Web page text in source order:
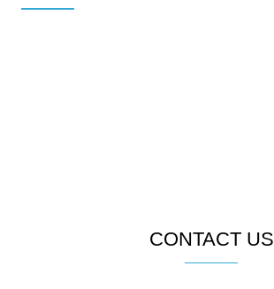
CONTACT US